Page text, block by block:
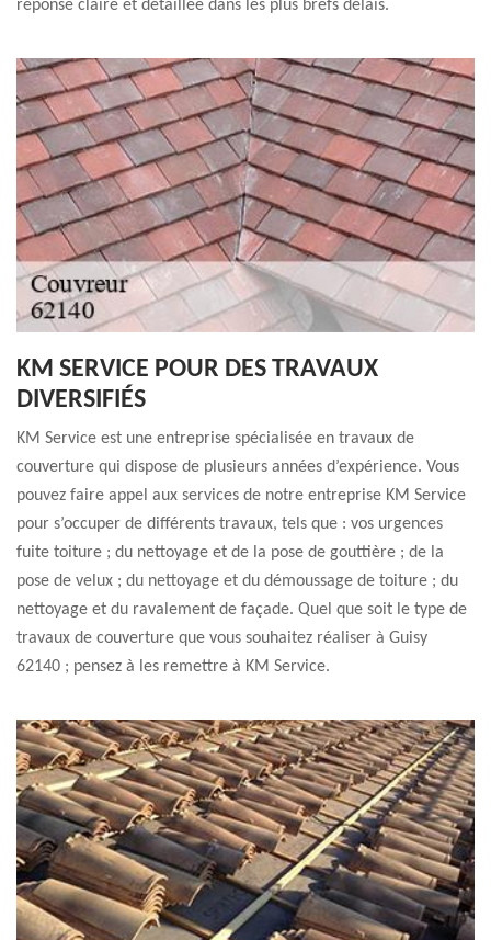
réponse claire et détaillée dans les plus brefs délais.
KM SERVICE POUR DES TRAVAUX
DIVERSIFIÉS
KM Service est une entreprise spécialisée en travaux de
couverture qui dispose de plusieurs années d’expérience. Vous
pouvez faire appel aux services de notre entreprise KM Service
pour s’occuper de différents travaux, tels que : vos urgences
fuite toiture ; du nettoyage et de la pose de gouttière ; de la
pose de velux ; du nettoyage et du démoussage de toiture ; du
nettoyage et du ravalement de façade. Quel que soit le type de
travaux de couverture que vous souhaitez réaliser à Guisy
62140 ; pensez à les remettre à KM Service.